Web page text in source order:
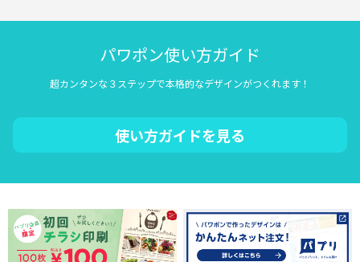
パワポン使い方ガイド
超カンタンな３ステップで本格的なデザインがつくれます！
使い方ガイドを見る